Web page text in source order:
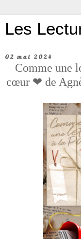
Les
02 mai 2024
Comme une
cœur ❤ de